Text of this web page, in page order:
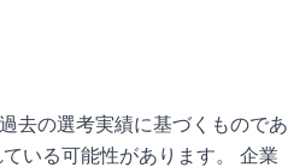
去の選考実績に基づくものであ
いる可能性があります。 企業